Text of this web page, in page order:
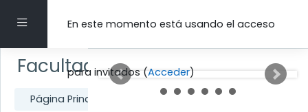
Panel lateralEn este momento está usando el acceso
para invitados (Acceder)
Facultad de Educación Infantil
Página Principal Cursos